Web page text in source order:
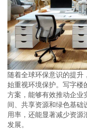
随着全球环保意识的提升
始重视环境保护。写字楼
方案，能够有效推动企业
间、共享资源和绿色基础
用率，还能显著减少资
发展。